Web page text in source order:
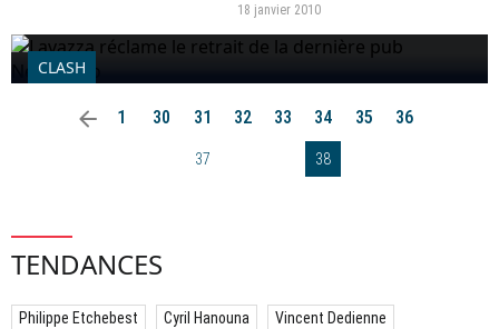
18 janvier 2010
CLASH
Lavazza réclame le retrait de la dernière pub Nespresso
arrow_left 1 30 31 32 33 34 35 36
37 38
TENDANCES
Philippe Etchebest Cyril Hanouna Vincent Dedienne